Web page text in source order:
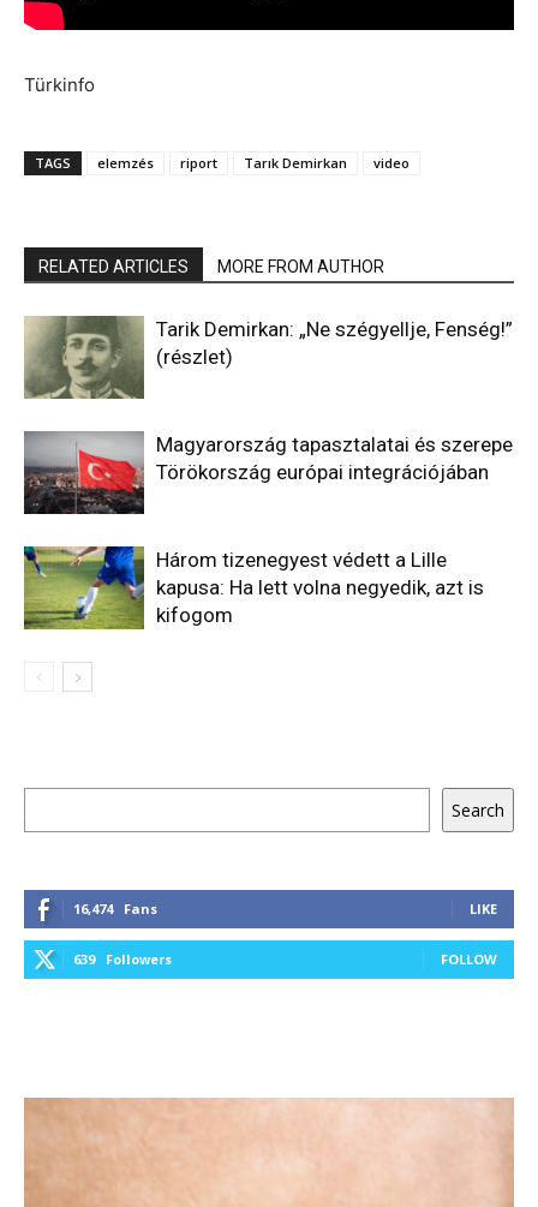
Türkinfo
TAGS elemzés riport Tarık Demirkan video
RELATED ARTICLES MORE FROM AUTHOR
Tarik Demirkan: „Ne szégyellje, Fenség!”
(részlet)
Magyarország tapasztalatai és szerepe
Törökország európai integrációjában
Három tizenegyest védett a Lille
kapusa: Ha lett volna negyedik, azt is
kifogom
Search
16,474 Fans LIKE
639 Followers FOLLOW